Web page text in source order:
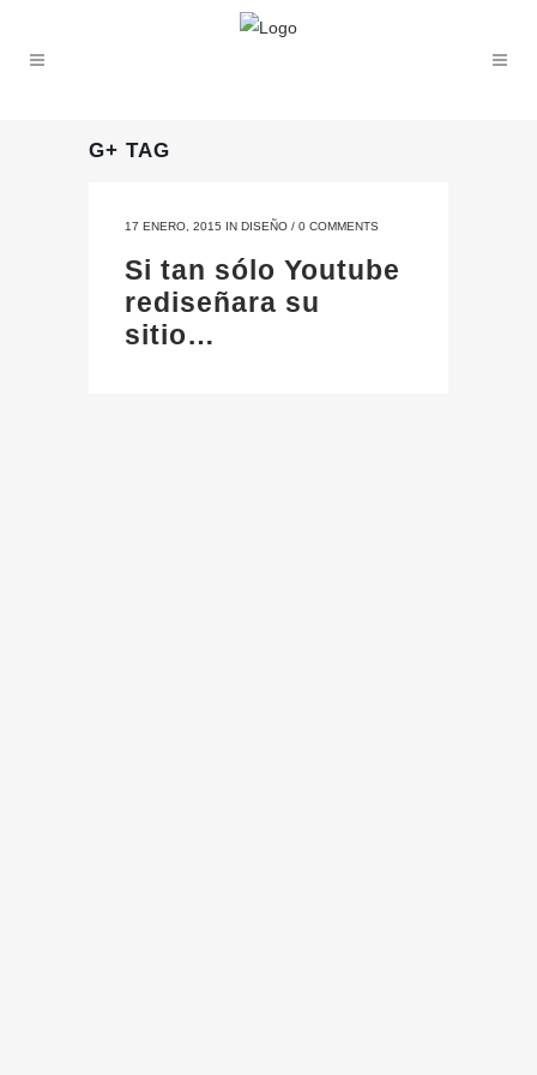
G+ TAG
17 ENERO, 2015 IN DISEÑO / 0 COMMENTS
Si tan sólo Youtube
rediseñara su
sitio…